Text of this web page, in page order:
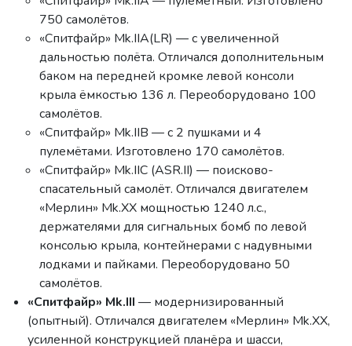
750 самолётов.
«Спитфайр» Mk.IIA(LR) — с увеличенной
дальностью полёта. Отличался дополнительным
баком на передней кромке левой консоли
крыла ёмкостью 136 л. Переоборудовано 100
самолётов.
«Спитфайр» Mk.IIB — с 2 пушками и 4
пулемётами. Изготовлено 170 самолётов.
«Спитфайр» Mk.IIC (ASR.II) — поисково-
спасательный самолёт. Отличался двигателем
«Мерлин» Mk.XX мощностью 1240 л.с.,
держателями для сигнальных бомб по левой
консолью крыла, контейнерами с надувными
лодками и пайками. Переоборудовано 50
самолётов.
«Спитфайр» Mk.III — модернизированный
(опытный). Отличался двигателем «Мерлин» Mk.XX,
усиленной конструкцией планёра и шасси,